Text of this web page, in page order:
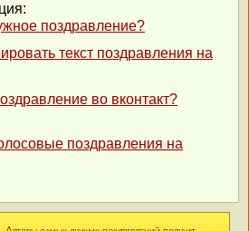
поздравление?
текст поздравления на
во вконтакт?
поздравления на